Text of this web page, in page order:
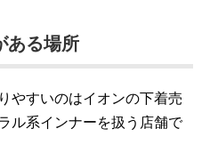
ある場所
やすいのはイオンの下着売
ル系インナーを扱う店舗で